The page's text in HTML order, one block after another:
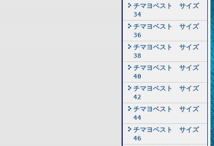
チマヨベスト サイズ
34
チマヨベスト サイズ
36
チマヨベスト サイズ
38
チマヨベスト サイズ
40
チマヨベスト サイズ
42
チマヨベスト サイズ
44
チマヨベスト サイズ
46